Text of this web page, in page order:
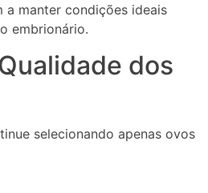
a manter condições ideais
embrionário.
dos
selecionando apenas ovos